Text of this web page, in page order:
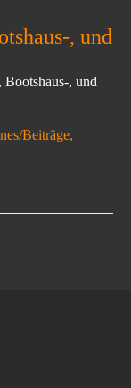
, und
Bootshaus-, und
Beiträge,